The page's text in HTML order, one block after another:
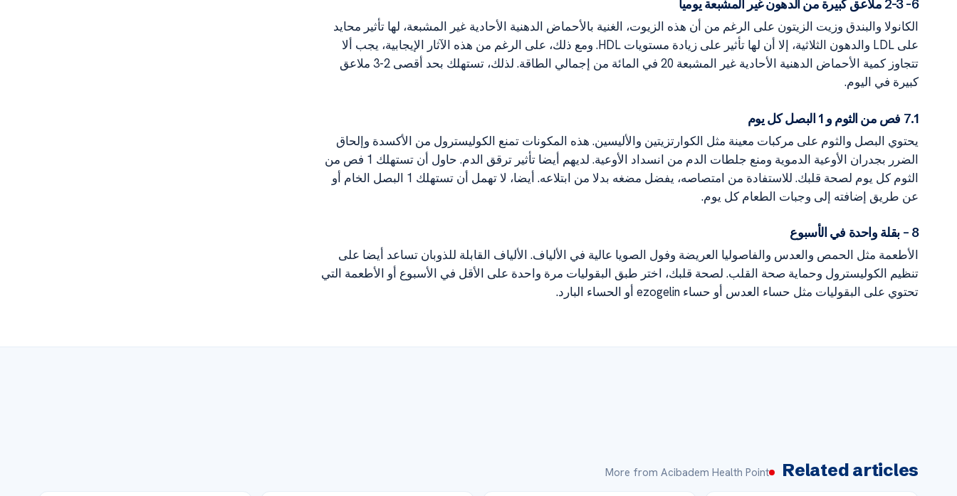
6- 2-3 ملاعق كبيرة من الدهون غير المشبعة يوميا
الكانولا والبندق وزيت الزيتون على الرغم من أن هذه الزيوت، الغنية بالأحماض الدهنية الأحادية غير المشبعة، لها تأثير محايد
على LDL والدهون الثلاثية، إلا أن لها تأثير على زيادة مستويات HDL. ومع ذلك، على الرغم من هذه الآثار الإيجابية، يجب ألا
تتجاوز كمية الأحماض الدهنية الأحادية غير المشبعة 20 في المائة من إجمالي الطاقة. لذلك، تستهلك بحد أقصى 2-3 ملاعق
كبيرة في اليوم.
7.1 فص من الثوم و 1 البصل كل يوم
يحتوي البصل والثوم على مركبات معينة مثل الكوارتزيتين والأليسين. هذه المكونات تمنع الكوليسترول من الأكسدة وإلحاق
الضرر بجدران الأوعية الدموية ومنع جلطات الدم من انسداد الأوعية. لديهم أيضا تأثير ترقق الدم. حاول أن تستهلك 1 فص من
الثوم كل يوم لصحة قلبك. للاستفادة من امتصاصه، يفضل مضغه بدلا من ابتلاعه. أيضا، لا تهمل أن تستهلك 1 البصل الخام أو
عن طريق إضافته إلى وجبات الطعام كل يوم.
8 – بقلة واحدة في الأسبوع
الأطعمة مثل الحمص والعدس والفاصوليا العريضة وفول الصويا عالية في الألياف. الألياف القابلة للذوبان تساعد أيضا على
تنظيم الكوليسترول وحماية صحة القلب. لصحة قلبك، اختر طبق البقوليات مرة واحدة على الأقل في الأسبوع أو الأطعمة التي
تحتوي على البقوليات مثل حساء العدس أو حساء ezogelin أو الحساء البارد.
Related articles
More from Acibadem Health Point